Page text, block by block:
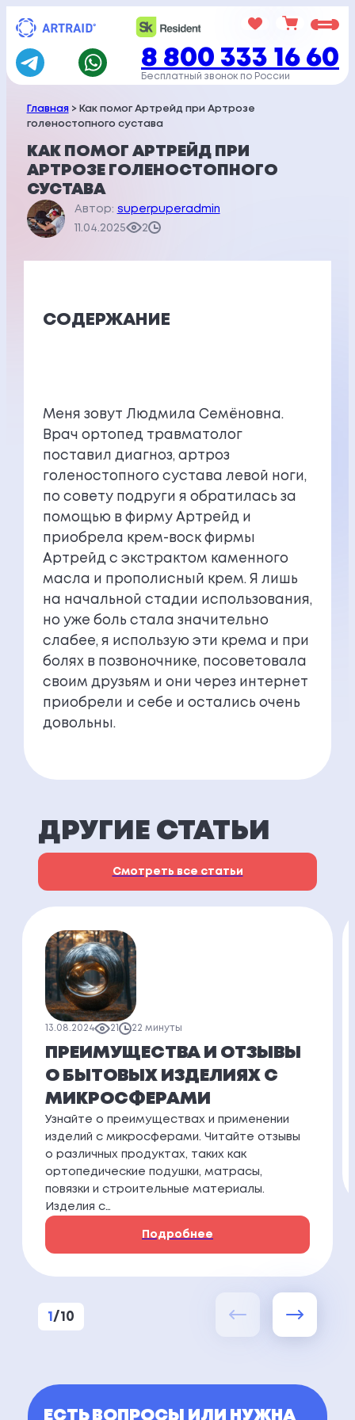
Перейти
содержимому
8 800 333 16 60
Бесплатный звонок по России
Главная> Как помог Артрейд при Артрозе
голеностопного сустава
КАК ПОМОГ АРТРЕЙД ПРИ
АРТРОЗЕ ГОЛЕНОСТОПНОГО
СУСТАВА
Автор: superpuperadmin
11.04.2025 2
СОДЕРЖАНИЕ
Меня зовут Людмила Семёновна.
Врач ортопед травматолог
поставил диагноз, артроз
голеностопного сустава левой ноги,
по совету подруги я обратилась за
помощью в фирму Артрейд и
приобрела крем-воск фирмы
Артрейд с экстрактом каменного
масла и прополисный крем. Я лишь
на начальной стадии использования,
но уже боль стала значительно
слабее, я использую эти крема и при
болях в позвоночнике, посоветовала
своим друзьям и они через интернет
приобрели и себе и остались очень
довольны.
ДРУГИЕ СТАТЬИ
Смотреть все статьи
13.08.2024 21 22 минуты
ПРЕИМУЩЕСТВА И ОТЗЫВЫ
О БЫТОВЫХ ИЗДЕЛИЯХ С
МИКРОСФЕРАМИ
Узнайте о преимуществах и применении
изделий с микросферами. Читайте отзывы
о различных продуктах, таких как
ортопедические подушки, матрасы,
повязки и строительные материалы.
Изделия с…
Подробнее
1 / 10
ЕСТЬ ВОПРОСЫ ИЛИ НУЖНА